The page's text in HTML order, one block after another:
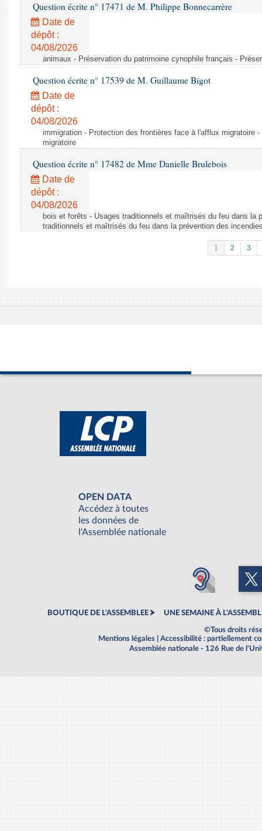
Question écrite n° 17471 de M. Philippe Bonnecarrère
Date de
dépôt :
04/08/2026
animaux - Préservation du patrimoine cynophile français -
Question écrite n° 17539 de M. Guillaume Bigot
Date de
dépôt :
04/08/2026
immigration - Protection des frontières face à l'afflux migratoire
migratoire
Question écrite n° 17482 de Mme Danielle Brulebois
Date de
dépôt :
04/08/2026
bois et forêts - Usages traditionnels et maîtrisés du feu dans la
traditionnels et maîtrisés du feu dans la prévention des
1 2 3
OPEN DATA
Accédez à toutes
les données de
l'Assemblée nationale
BOUTIQUE DE L'ASSEMBLEE UNE SEMAINE À
©Tous droits
Mentions légales
Accessibilité : partiellement
Assemblée nationale - 126 Rue de